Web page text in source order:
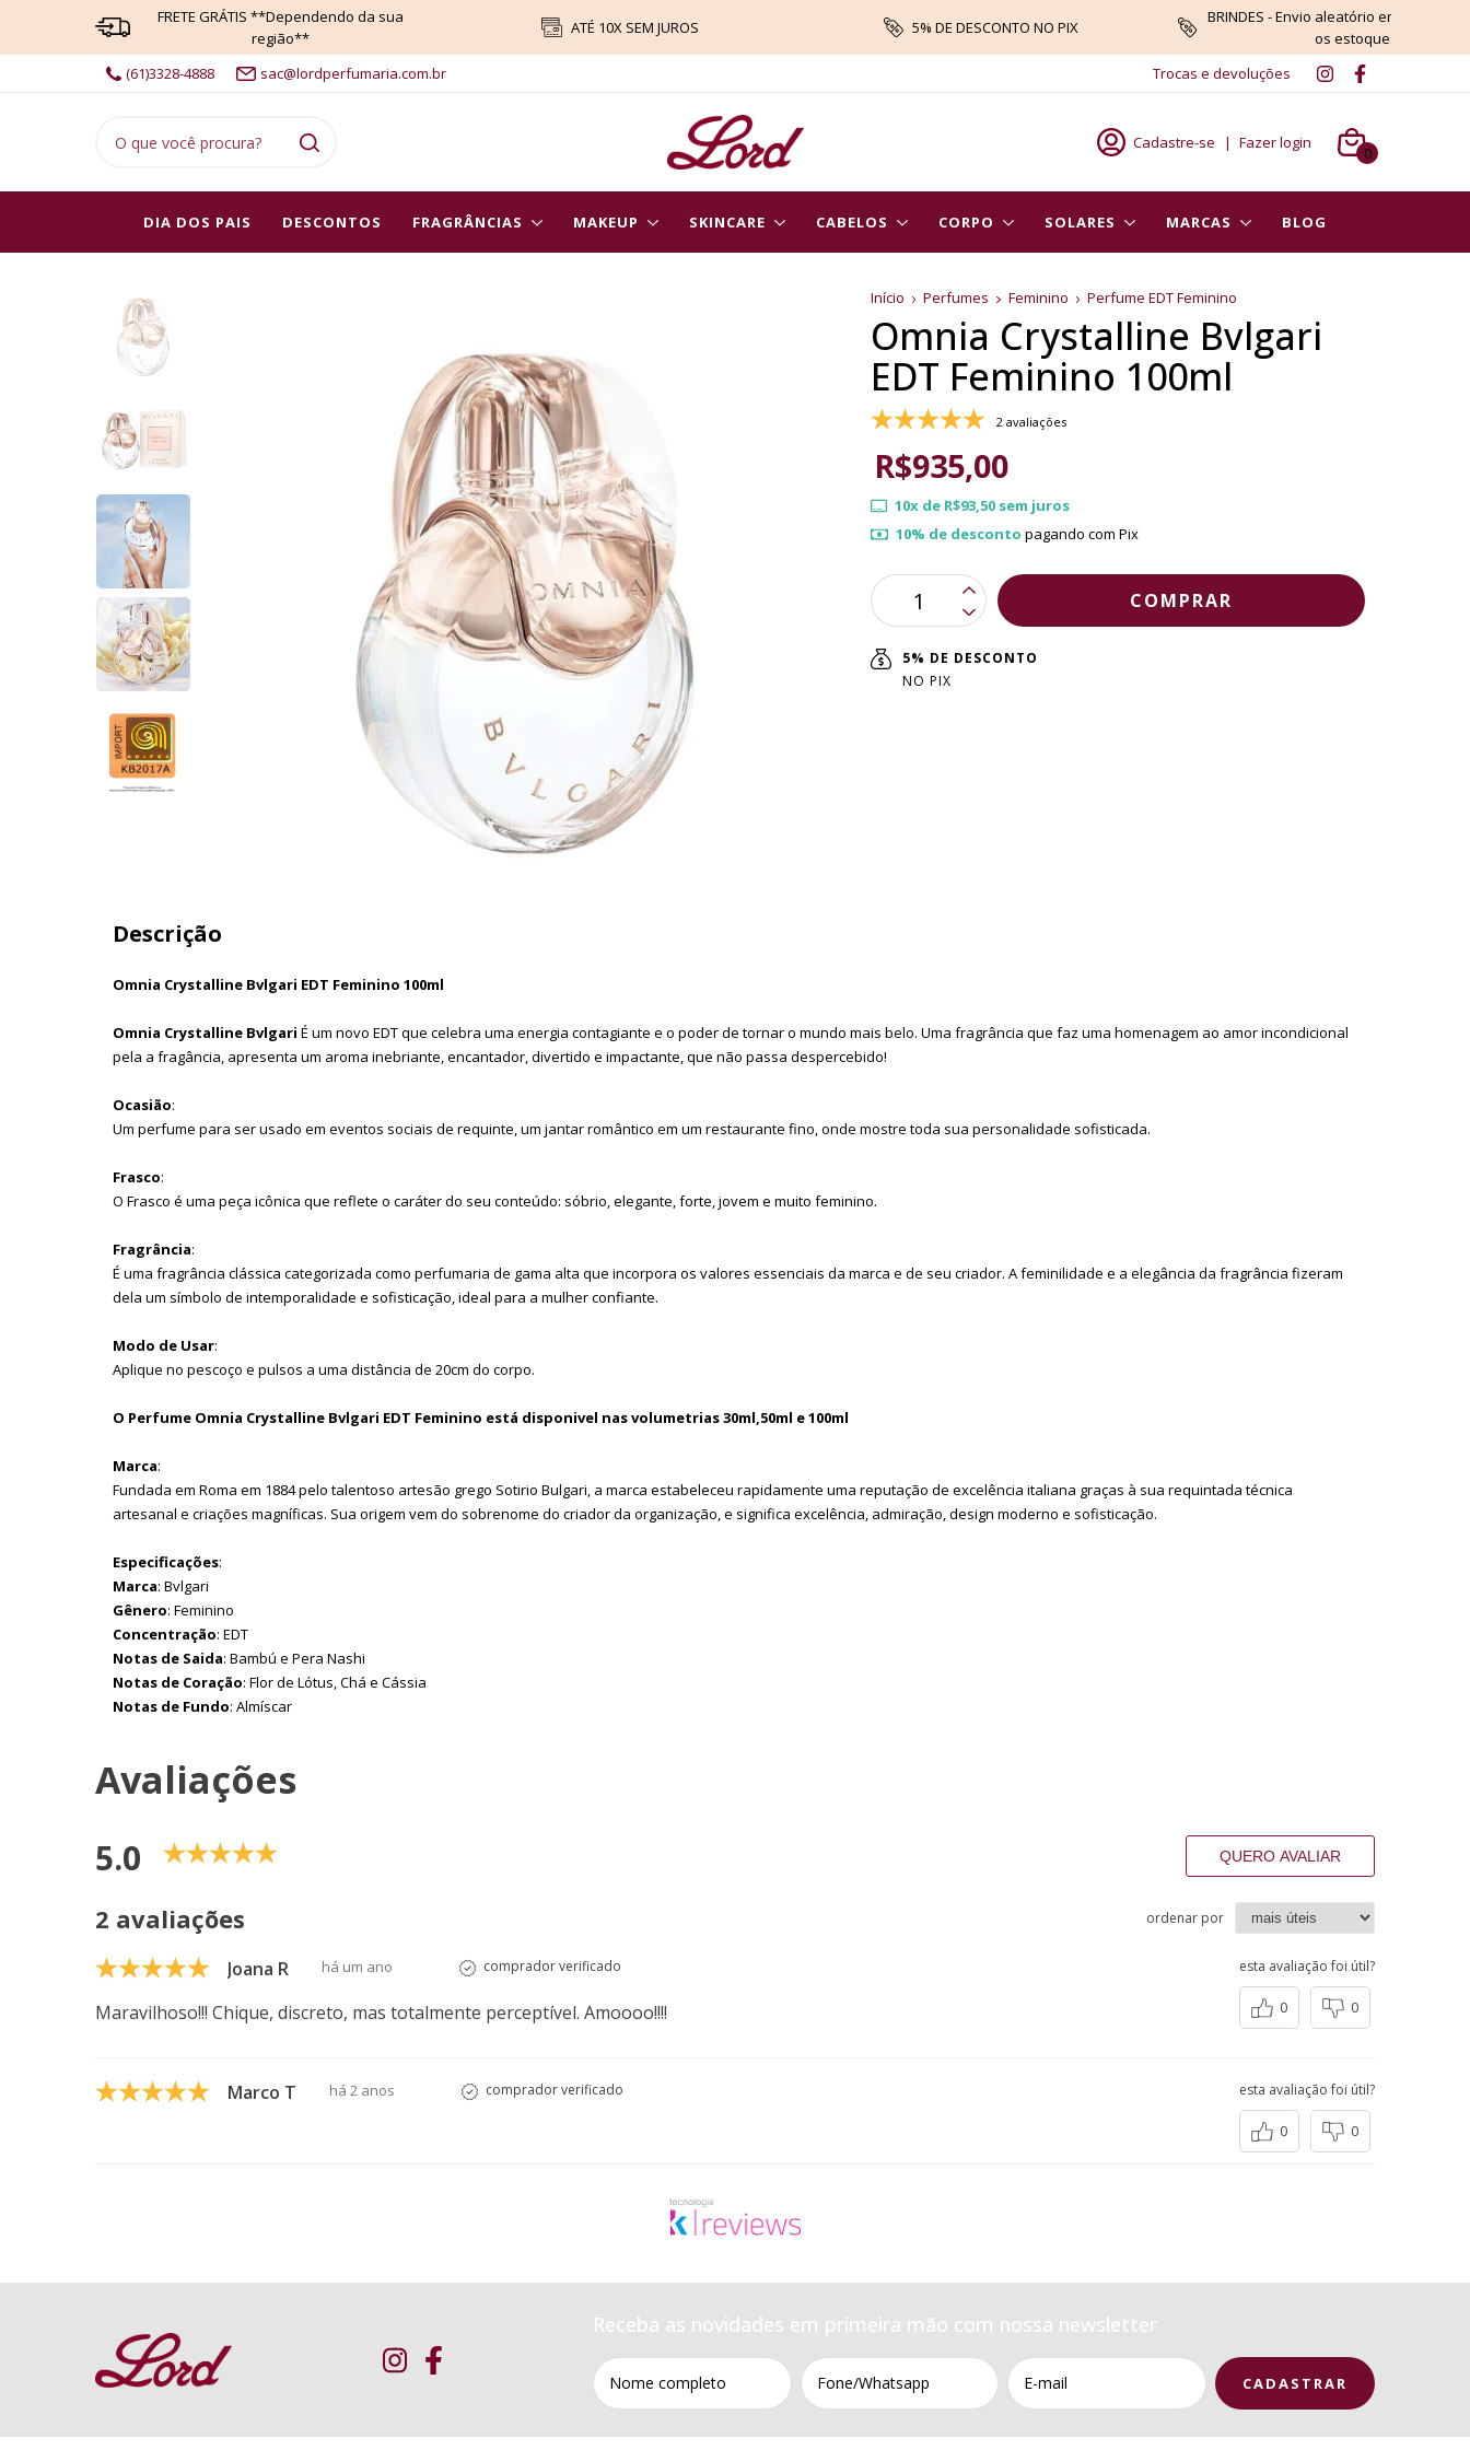
FRETE GRÁTIS **Dependendo da sua
região**
ATÉ 10X SEM JUROS 5% DE DESCONTO NO PIX
BRINDES - Envio aleatório enquanto
os estoques
(61)3328-4888
sac@lordperfumaria.com.br Trocas e devoluções
Cadastre-se | Fazer login
0
DIA DOS PAIS DESCONTOS FRAGRÂNCIAS MAKEUP SKINCARE CABELOS CORPO SOLARES MARCAS BLOG
Início Perfumes Feminino Perfume EDT Feminino
Omnia Crystalline Bvlgari
EDT Feminino 100ml
2 avaliações
R$935,00
10x de R$93,50sem juros
10% de desconto pagando com Pix
5% DE DESCONTO
NO PIX
Descrição
Omnia Crystalline Bvlgari EDT Feminino 100ml
Omnia Crystalline Bvlgari É um novo EDT que celebra uma energia contagiante e o poder de tornar o mundo mais belo. Uma fragrância que faz uma homenagem ao amor incondicional
pela a fragância, apresenta um aroma inebriante, encantador, divertido e impactante, que não passa despercebido!
Ocasião:
Um perfume para ser usado em eventos sociais de requinte, um jantar romântico em um restaurante fino, onde mostre toda sua personalidade sofisticada.
Frasco:
O Frasco é uma peça icônica que reflete o caráter do seu conteúdo: sóbrio, elegante, forte, jovem e muito feminino.
Fragrância:
É uma fragrância clássica categorizada como perfumaria de gama alta que incorpora os valores essenciais da marca e de seu criador. A feminilidade e a elegância da fragrância fizeram
dela um símbolo de intemporalidade e sofisticação, ideal para a mulher confiante.
Modo de Usar:
Aplique no pescoço e pulsos a uma distância de 20cm do corpo.
O Perfume Omnia Crystalline Bvlgari EDT Feminino está disponivel nas volumetrias 30ml,50ml e 100ml
Marca:
Fundada em Roma em 1884 pelo talentoso artesão grego Sotirio Bulgari, a marca estabeleceu rapidamente uma reputação de excelência italiana graças à sua requintada técnica
artesanal e criações magníficas. Sua origem vem do sobrenome do criador da organização, e significa excelência, admiração, design moderno e sofisticação.
Especificações:
Marca: Bvlgari
Gênero: Feminino
Concentração: EDT
Notas de Saida: Bambú e Pera Nashi
Notas de Coração: Flor de Lótus, Chá e Cássia
Notas de Fundo: Almíscar
Avaliações
5.0 QUERO AVALIAR
2 avaliações ordenar por
Joana R há um ano comprador verificado
Maravilhoso!!! Chique, discreto, mas totalmente perceptível. Amoooo!!!!
esta avaliação foi útil?
0 0
Marco T há 2 anos comprador verificado esta avaliação foi útil?
0 0
Receba as novidades em primeira mão com nossa newsletter